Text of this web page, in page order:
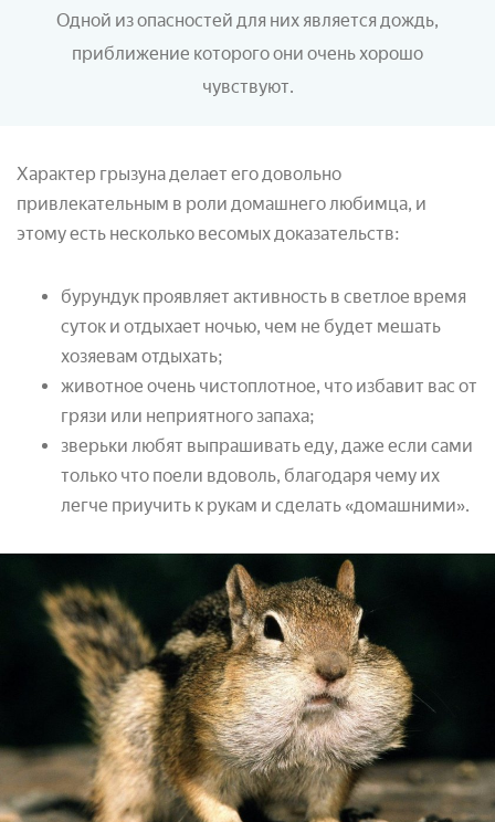
Одной из опасностей для них является дождь,
приближение которого они очень хорошо
чувствуют.
Характер грызуна делает его довольно
привлекательным в роли домашнего любимца, и
этому есть несколько весомых доказательств:
бурундук проявляет активность в светлое время
суток и отдыхает ночью, чем не будет мешать
хозяевам отдыхать;
животное очень чистоплотное, что избавит вас от
грязи или неприятного запаха;
зверьки любят выпрашивать еду, даже если сами
только что поели вдоволь, благодаря чему их
легче приучить к рукам и сделать «домашними».